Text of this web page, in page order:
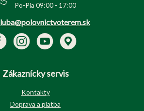
Po-Pia 09:00 - 17:00
luba@polovnictvoterem.sk
Zákaznícky servis
Kontakty
Doprava a platba